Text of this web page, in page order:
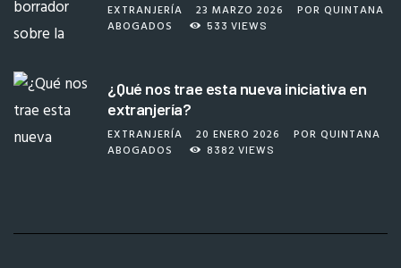
EXTRANJERÍA 23 MARZO 2026 PORQUINTANA
ABOGADOS
533 VIEWS
¿Qué nos trae esta nueva iniciativa en
extranjería?
EXTRANJERÍA 20 ENERO 2026 PORQUINTANA
ABOGADOS
8382 VIEWS